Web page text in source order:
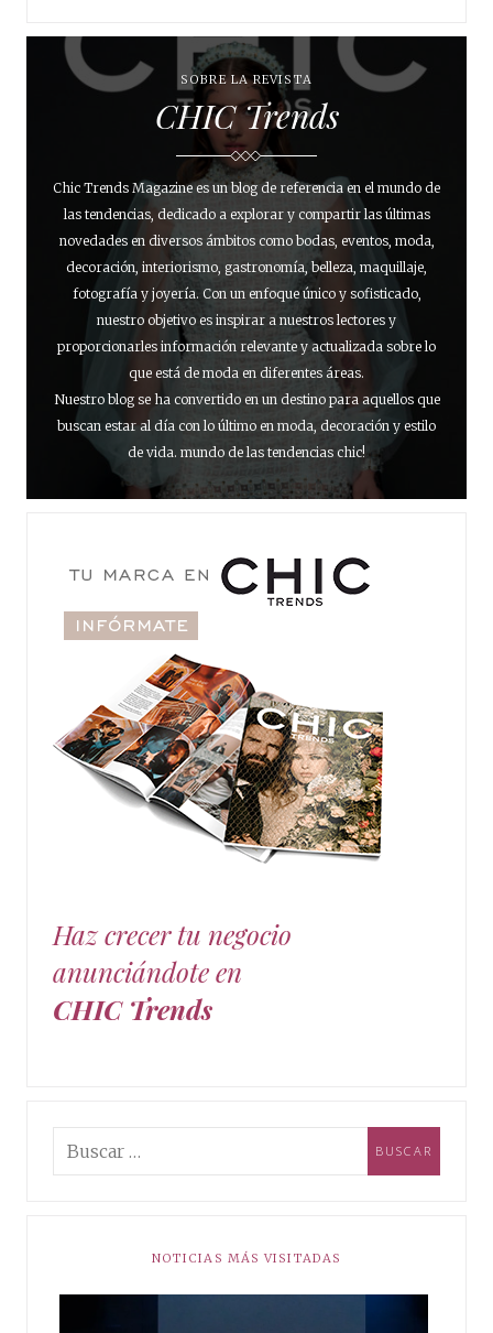
SOBRE LA REVISTA
CHIC Trends
Chic Trends Magazine es un blog de referencia en el mundo de
las tendencias, dedicado a explorar y compartir las últimas
novedades en diversos ámbitos como bodas, eventos, moda,
decoración, interiorismo, gastronomía, belleza, maquillaje,
fotografía y joyería. Con un enfoque único y sofisticado,
nuestro objetivo es inspirar a nuestros lectores y
proporcionarles información relevante y actualizada sobre lo
que está de moda en diferentes áreas.
Nuestro blog se ha convertido en un destino para aquellos que
buscan estar al día con lo último en moda, decoración y estilo
de vida. mundo de las tendencias chic!
Haz crecer tu negocio
anunciándote en
CHIC Trends
NOTICIAS MÁS VISITADAS